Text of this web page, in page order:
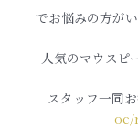
でお悩みの方が
人気のマウスピ
スタッフ一同
oc/